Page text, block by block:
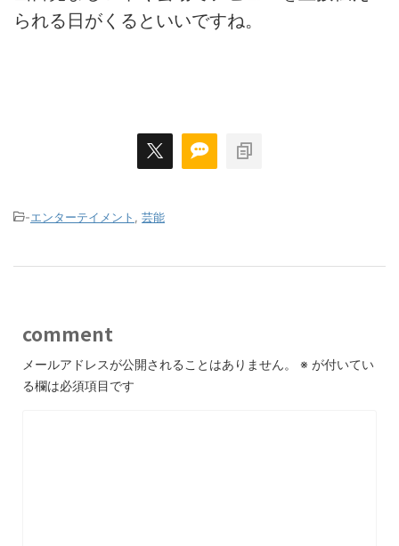
られる日がくるといいですね。
-エンターテイメント 芸能
comment
メールアドレスが公開されることはありません。 ※ が付いてい
る欄は必須項目です